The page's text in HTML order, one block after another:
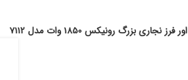
اور فرز نجاری بزرگ رونیکس 1850 وات مدل 7112